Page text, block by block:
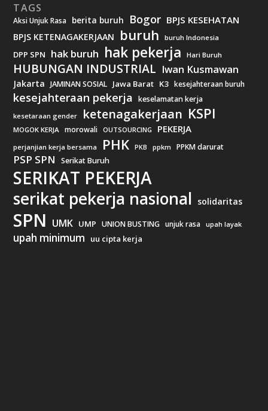
TAGS
Aksi Unjuk Rasa berita buruh Bogor BPJS KESEHATAN
BPJS KETENAGAKERJAAN buruh buruh Indonesia
DPP SPN hak buruh hak pekerja Hari Buruh
HUBUNGAN INDUSTRIAL Iwan Kusmawan
Jakarta JAMINAN SOSIAL Jawa Barat K3 kesejahteraan buruh
kesejahteraan pekerja keselamatan kerja
kesetaraan gender ketenagakerjaan KSPI
MOGOK KERJA morowali OUTSOURCING PEKERJA
perjanjian kerja bersama PHK PKB ppkm PPKM darurat
PSP SPN Serikat Buruh
SERIKAT PEKERJA
serikat pekerja nasional solidaritas
SPN UMK UMP UNION BUSTING unjuk rasa upah layak
upah minimum uu cipta kerja